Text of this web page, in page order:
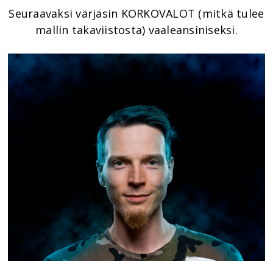
Seuraavaksi värjäsin KORKOVALOT (mitkä tulee
mallin takaviistosta) vaaleansiniseksi.